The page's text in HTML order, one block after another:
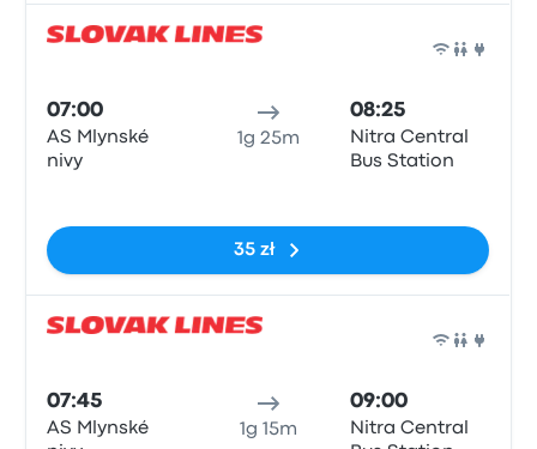
07:00
AS Mlynské
nivy
1g 25m
08:25
Nitra Central
Bus Station
35 zł
07:45
AS Mlynské
1g 15m
09:00
Nitra Central